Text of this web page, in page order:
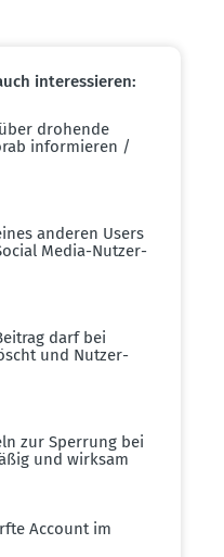
inter­es­sieren:
drohende
infor­mieren /
anderen Users
Media-Nutzer­
darf bei
und Nutzer­
zur Sperrung bei
und wirksam
Account im